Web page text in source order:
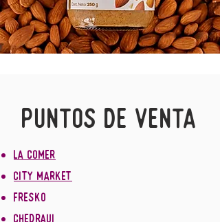
Puntos de Venta
chedraui
fresko
city market
La Comer